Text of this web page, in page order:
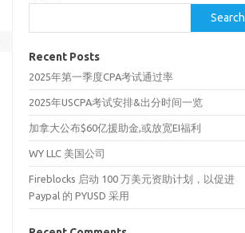
Search
Recent Posts
2025年第一季度CPA考试通过率
2025年USCPA考试安排&出分时间一览
加拿大公布$60亿援助金,或放宽EI福利
WY LLC 美国公司
Fireblocks 启动 100 万美元资助计划，以促进
Paypal 的 PYUSD 采用